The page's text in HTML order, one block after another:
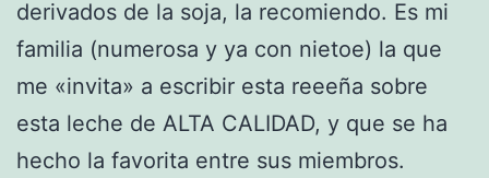
derivados de la soja, la recomiendo. Es mi
familia (numerosa y ya con nietoe) la que
me «invita» a escribir esta reeeña sobre
esta leche de ALTA CALIDAD, y que se ha
hecho la favorita entre sus miembros.